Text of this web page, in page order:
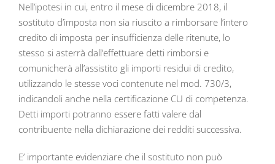
Nell’ipotesi in cui, entro il mese di dicembre 2018, il
sostituto d’imposta non sia riuscito a rimborsare l’intero
credito di imposta per insufficienza delle ritenute, lo
stesso si asterrà dall’effettuare detti rimborsi e
comunicherà all’assistito gli importi residui di credito,
utilizzando le stesse voci contenute nel mod. 730/3,
indicandoli anche nella certificazione CU di competenza.
Detti importi potranno essere fatti valere dal
contribuente nella dichiarazione dei redditi successiva.
E’ importante evidenziare che il sostituto non può